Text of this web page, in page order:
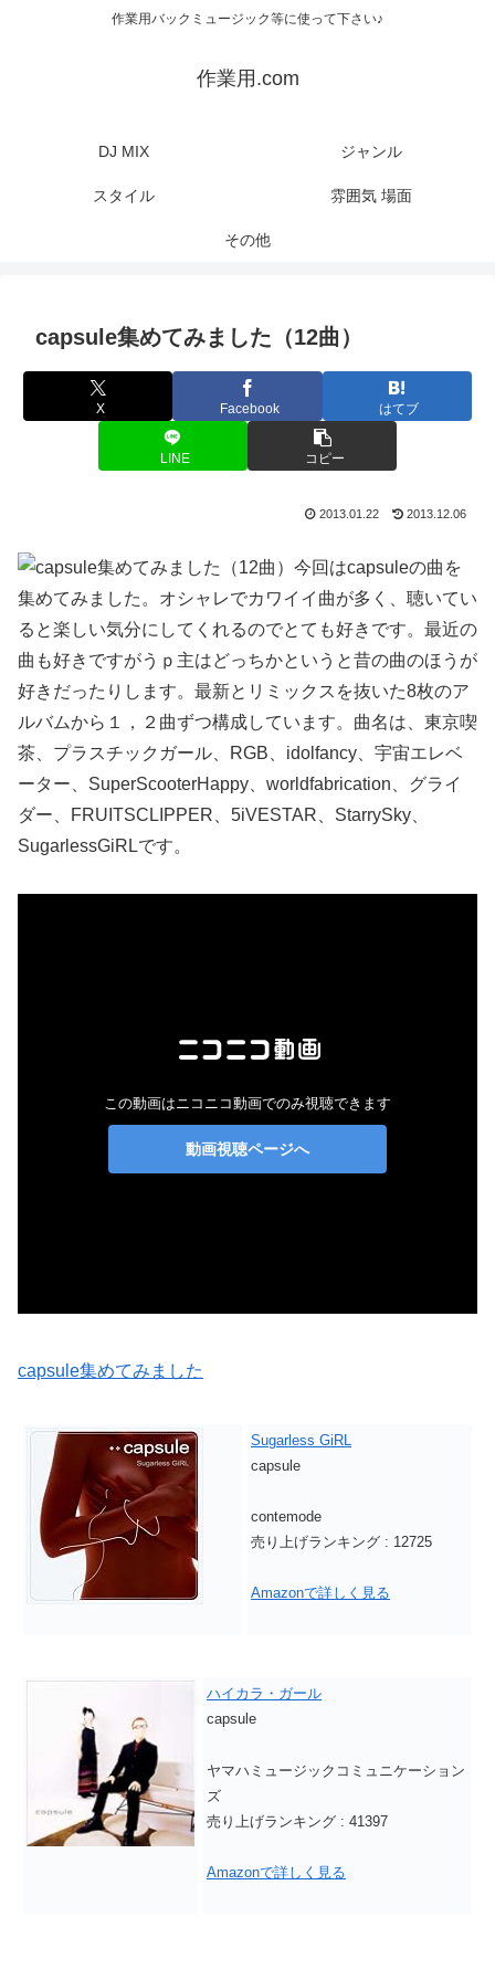
作業用バックミュージック等に使って下さい♪
作業用.com
DJ MIX ジャンル
スタイル 雰囲気 場面
その他
capsule集めてみました（12曲）
X Facebook はてブ
LINE コピー
2013.01.22 2013.12.06
今回はcapsuleの曲を
集めてみました。オシャレでカワイイ曲が多く、聴いてい
ると楽しい気分にしてくれるのでとても好きです。最近の
曲も好きですがうｐ主はどっちかというと昔の曲のほうが
好きだったりします。最新とリミックスを抜いた8枚のア
ルバムから１，２曲ずつ構成しています。曲名は、東京喫
茶、プラスチックガール、RGB、idolfancy、宇宙エレベ
ーター、SuperScooterHappy、worldfabrication、グライ
ダー、FRUITSCLIPPER、5iVESTAR、StarrySky、
SugarlessGiRLです。
capsule集めてみました
Sugarless GiRL
capsule
contemode
売り上げランキング : 12725
Amazonで詳しく見る
ハイカラ・ガール
capsule
ヤマハミュージックコミュニケーション
ズ
売り上げランキング : 41397
Amazonで詳しく見る